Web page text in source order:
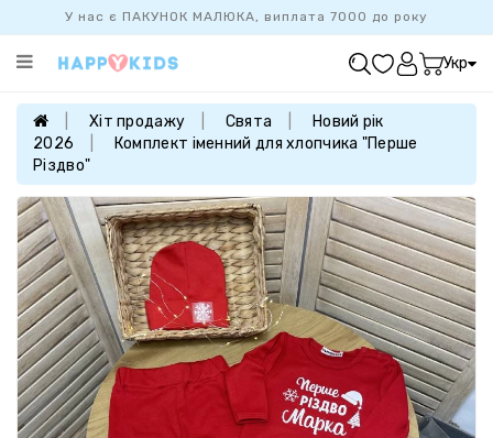
У нас є ПАКУНОК МАЛЮКА, виплата 7000 до року
Категорії
ПРОДАЖУ
БАЗОВА
КОЛЕКЦІЯ
ДІВЧАТКАМ
ХЛОПЧИКАМ
НОВОНАРОДЖЕНИМ
FAMILYLOOK
Укр
Хіт продажу Свята
Новий рік
2026
Комплект іменний для хлопчика "Перше
Різдво"